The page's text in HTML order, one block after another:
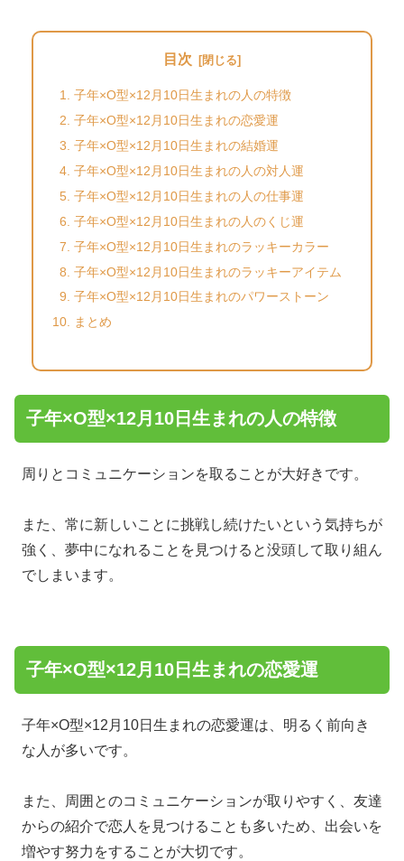
目次
子年×O型×12月10日生まれの人の特徴
子年×O型×12月10日生まれの恋愛運
子年×O型×12月10日生まれの結婚運
子年×O型×12月10日生まれの人の対人運
子年×O型×12月10日生まれの人の仕事運
子年×O型×12月10日生まれの人のくじ運
子年×O型×12月10日生まれのラッキーカラー
子年×O型×12月10日生まれのラッキーアイテム
子年×O型×12月10日生まれのパワーストーン
まとめ
子年×O型×12月10日生まれの人の特徴
周りとコミュニケーションを取ることが大好きです。
また、常に新しいことに挑戦し続けたいという気持ちが
強く、夢中になれることを見つけると没頭して取り組ん
でしまいます。
子年×O型×12月10日生まれの恋愛運
子年×O型×12月10日生まれの恋愛運は、明るく前向き
な人が多いです。
また、周囲とのコミュニケーションが取りやすく、友達
からの紹介で恋人を見つけることも多いため、出会いを
増やす努力をすることが大切です。